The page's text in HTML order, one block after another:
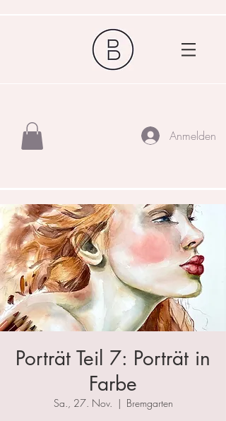
Anmelden
Porträt Teil 7: Porträt in
Farbe
Sa., 27. Nov.
  |
Bremgarten